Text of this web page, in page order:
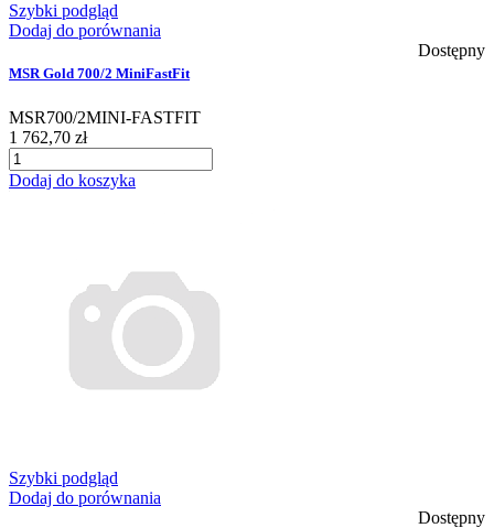
Szybki podgląd
Dodaj do porównania
Dostępny
MSR Gold 700/2 MiniFastFit
MSR700/2MINI-FASTFIT
1 762,70 zł
Dodaj do koszyka
Szybki podgląd
Dodaj do porównania
Dostępny